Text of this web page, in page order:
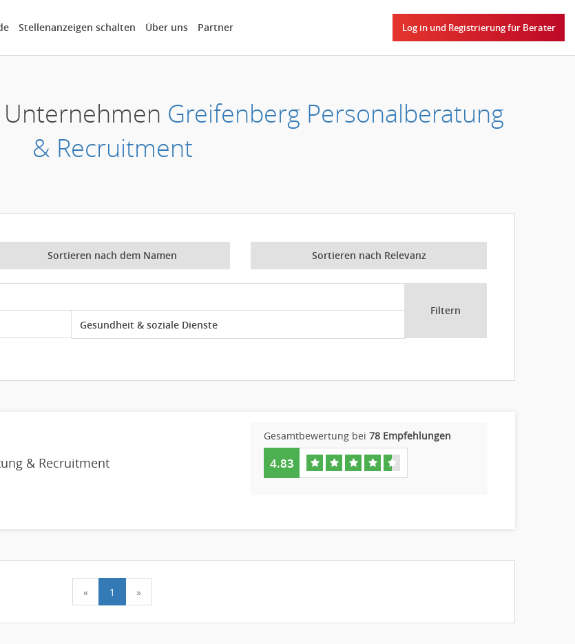
Stellenanzeigen schalten Über uns Partner Log in und Registrierung für Berater
Greifenberg Personalberatung
& Recruitment
Sortieren nach dem Namen Sortieren nach Relevanz
Filtern
& Recruitment
Gesamtbewertung bei 78 Empfehlungen
4.83
« 1 »